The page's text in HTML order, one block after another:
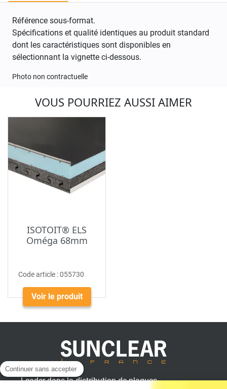
Référence sous-format.
Spécifications et qualité identiques au produit standard
dont les caractéristiques sont disponibles en
sélectionnant la vignette ci-dessous.
Photo non contractuelle
VOUS POURRIEZ AUSSI AIMER
ISOTOIT® ELS
Oméga 68mm
Code article :055730
Voir le produit
Leader dans la distribution de plaques
Continuer sans accepter